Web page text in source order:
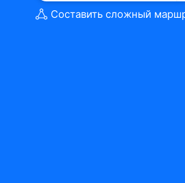
Составить сложный